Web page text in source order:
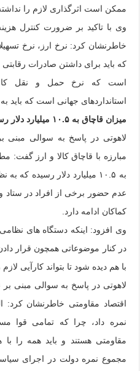
ممکن است اثرگذاری لازم را
وی با تاکید بر ضرورت کنترل
خاطرنشان کرد: نرخ ارز، نرخ
که باید برای داشتن صادرات
است که نرخ حمل و نقل
استانداردهای جهانی است که باید
میزان قاچاق به ۱۰.۵ میلیارد دلار رسید
لاهوتی در پاسخ به سوالی مبنی
مبارزه با قاچاق کالا و ارز گفت:
به ۱۰.۵ میلیارد دلار رسیده
عدم حضور برخی از افراد در ستاد
کماکان ادامه دارد.
وی افزود: اینکه دستگاه های نظامی
در کنار موضوعاتی همچون قرار
با هم دیده شود تا بتواند کارآیی
لاهوتی در پاسخ به سوالی مبنی
اقتصاد مقاومتی خاطرنشان کرد:
نمره داد، چرا که تمامی قوا
مقاومتی هستند و باید همه را